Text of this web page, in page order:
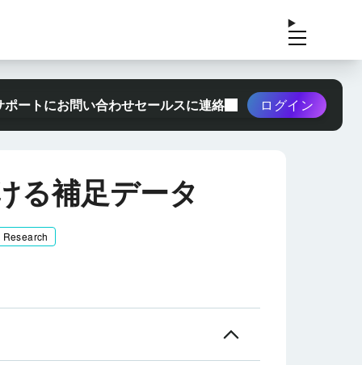
ポートにお問い合わせセールスに連絡 ログイン
る補足データ